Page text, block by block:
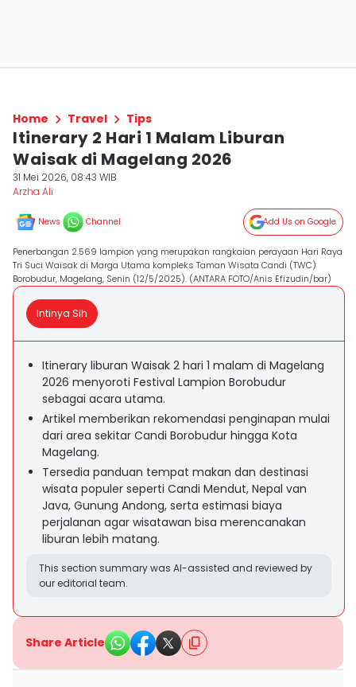
Home Travel Tips
Itinerary 2 Hari 1 Malam Liburan
Waisak di Magelang 2026
31 Mei 2026, 08:43 WIB
Arzha Ali
News Channel Add Us on Google
Penerbangan 2.569 lampion yang merupakan rangkaian perayaan Hari Raya
Tri Suci Waisak di Marga Utama kompleks Taman Wisata Candi (TWC)
Borobudur, Magelang, Senin (12/5/2025). (ANTARA FOTO/Anis Efizudin/bar)
Intinya Sih
Itinerary liburan Waisak 2 hari 1 malam di Magelang
2026 menyoroti Festival Lampion Borobudur
sebagai acara utama.
Artikel memberikan rekomendasi penginapan mulai
dari area sekitar Candi Borobudur hingga Kota
Magelang.
Tersedia panduan tempat makan dan destinasi
wisata populer seperti Candi Mendut, Nepal van
Java, Gunung Andong, serta estimasi biaya
perjalanan agar wisatawan bisa merencanakan
liburan lebih matang.
This section summary was AI-assisted and reviewed by
our editorial team.
Share Article